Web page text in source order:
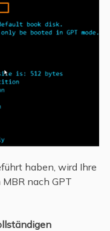
haben, wird Ihre
nach GPT